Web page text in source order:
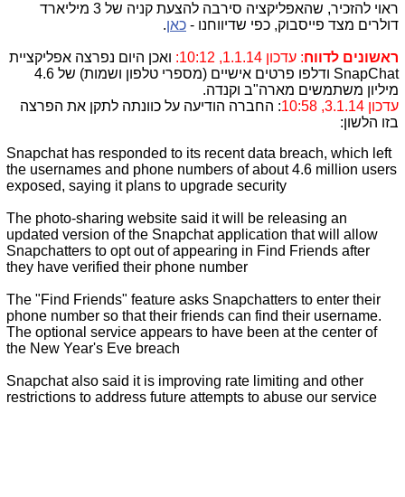
ראוי להזכיר, שהאפליקציה סירבה להצעת קניה של 3 מיליארד
דולרים מצד פייסבוק, כפי שדיווחנו - כאן.
ראשונים לדווח: עדכון 1.1.14, 10:12:
ואכן היום נפרצה אפליקציית
SnapChat ודלפו פרטים אישיים (מספרי טלפון ושמות) של 4.6
מיליון משתמשים מארה"ב וקנדה.
עדכון 3.1.14, 10:58
: החברה הודיעה על כוונתה לתקן את הפרצה
בזו הלשון:
Snapchat has responded to its recent data breach, which left
the usernames and phone numbers of about 4.6 million users
exposed, saying it plans to upgrade security
The photo-sharing website said it will be releasing an
updated version of the Snapchat application that will allow
Snapchatters to opt out of appearing in Find Friends after
they have verified their phone number
The "Find Friends" feature asks Snapchatters to enter their
phone number so that their friends can find their username.
The optional service appears to have been at the center of
the New Year's Eve breach
Snapchat also said it is improving rate limiting and other
restrictions to address future attempts to abuse our service